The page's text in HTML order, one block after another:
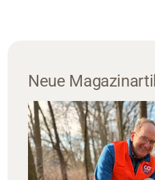
Neue